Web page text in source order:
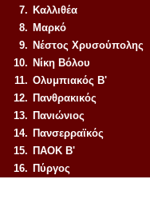
7. Καλλιθέα
8. Μαρκό
9. Νέστος Χρυσούπολης
10. Νίκη Βόλου
11. Ολυμπιακός Β'
12. Πανθρακικός
13. Πανιώνιος
14. Πανσερραϊκός
15. ΠΑΟΚ Β'
16. Πύργος